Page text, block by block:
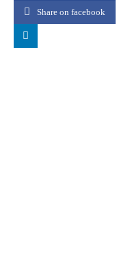
Share on facebook